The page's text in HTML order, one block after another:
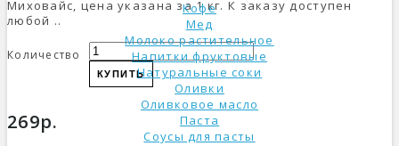
Кофе
Мед
Молоко растительное
Напитки фруктовые
Натуральные соки
Оливки
Оливковое масло
Паста
Соусы для пасты
Миховайс, цена указана за 1 кг. К заказу доступен
любой ..
Количество
КУПИТЬ
269р.